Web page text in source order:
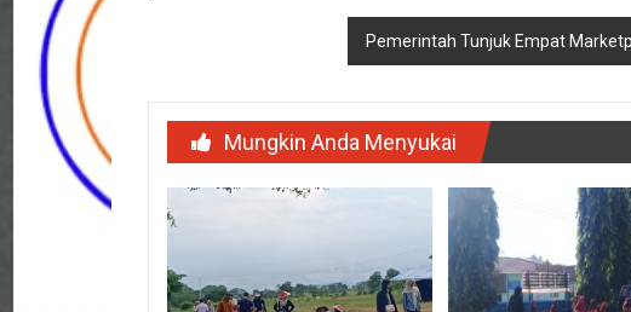
Pemerintah Tunjuk Empat
Mungkin Anda Menyukai